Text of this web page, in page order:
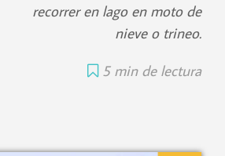
recorrer en lago en moto de
nieve o trineo.
5 min de lectura